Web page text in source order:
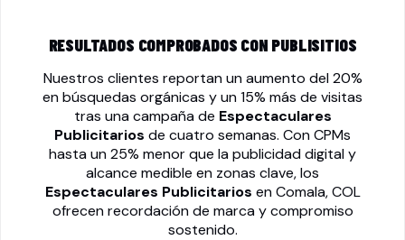
RESULTADOS COMPROBADOS CON PUBLISITIOS
Nuestros clientes reportan un aumento del 20%
en búsquedas orgánicas y un 15% más de visitas
tras una campaña de Espectaculares
Publicitarios de cuatro semanas. Con CPMs
hasta un 25% menor que la publicidad digital y
alcance medible en zonas clave, los
Espectaculares Publicitarios en Comala, COL
ofrecen recordación de marca y compromiso
sostenido.